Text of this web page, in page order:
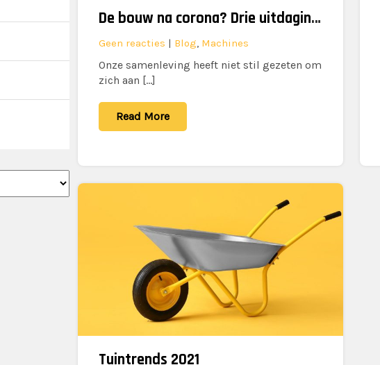
De bouw na corona? Drie uitdagingen
Geen reacties | Blog, Machines
Onze samenleving heeft niet stil gezeten om
zich aan […]
Read More
Tuintrends 2021